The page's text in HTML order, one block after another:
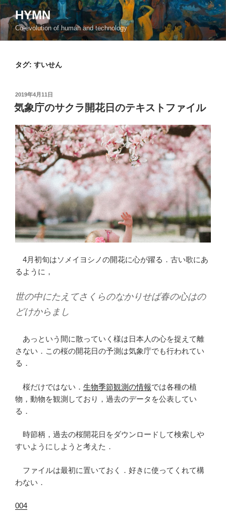
コ
ン
テ
ン
HYMN
Co-evolution of human and technology
タグ: すいせん
投
稿
日:
2019年4月11日
気象庁のサクラ開花日のテキストファイル
4月初旬はソメイヨシノの開花に心が躍る．古い歌にあ
るように，
世の中にたえてさくらのなかりせば春の心はの
どけからまし
あっという間に散っていく様は日本人の心を捉えて離
さない．この桜の開花日の予測は気象庁でも行われてい
る．
桜だけではない． 生物季節観測の情報では各種の植
物，動物を観測しており，過去のデータを公表してい
る．
時節柄，過去の桜開花日をダウンロードして検索しや
すいようにしようと考えた．
ファイルは最初に置いておく．好きに使ってくれて構
わない．
004